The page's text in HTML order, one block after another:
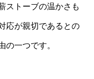
ストーブの温かさも
応が親切であるとの
の一つです。